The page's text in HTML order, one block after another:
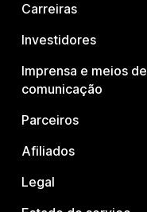
Carreiras
Investidores
Imprensa e meios de
comunicação
Parceiros
Afiliados
Legal